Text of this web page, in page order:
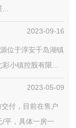
2023-09-16
位于淳安千岛湖镇
小镇控股有限...
2023-05-09
付，目前在售户
平，具体一房一